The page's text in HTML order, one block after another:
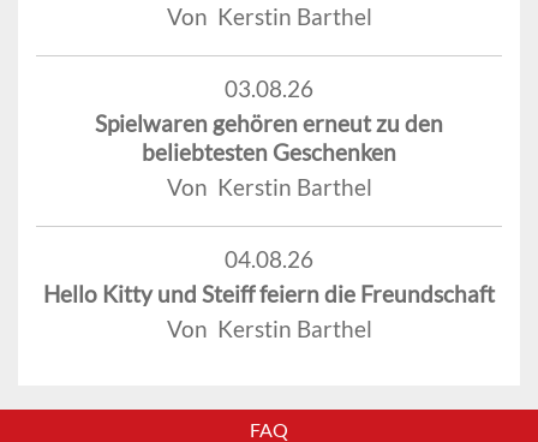
Von Kerstin Barthel
03.08.26
Spielwaren gehören erneut zu den
beliebtesten Geschenken
Von Kerstin Barthel
04.08.26
Hello Kitty und Steiff feiern die Freundschaft
Von Kerstin Barthel
FAQ